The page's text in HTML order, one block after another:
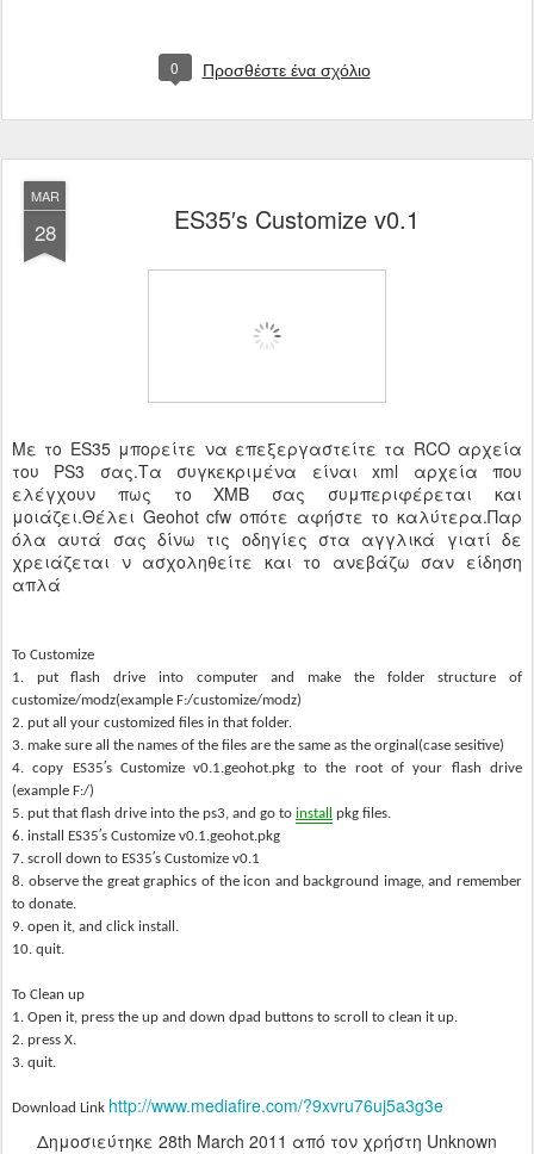
0 Προσθέστε ένα σχόλιο
MAR
28 ES35′s Customize v0.1
Με το ES35 μπορείτε να επεξεργαστείτε τα RCO αρχεία
του PS3 σας.Τα συγκεκριμένα είναι xml αρχεία που
ελέγχουν πως το XMB σας συμπεριφέρεται και
μοιάζει.Θέλει Geohot cfw οπότε αφήστε το καλύτερα.Παρ
όλα αυτά σας δίνω τις οδηγίες στα αγγλικά γιατί δε
χρειάζεται ν ασχοληθείτε και το ανεβάζω σαν είδηση
απλά
To Customize
1. put flash drive into computer and make the folder structure of
customize/modz(example F:/customize/modz)
2. put all your customized files in that folder.
3. make sure all the names of the files are the same as the orginal(case sesitive)
4. copy ES35′s Customize v0.1.geohot.pkg to the root of your flash drive
(example F:/)
5. put that flash drive into the ps3, and go to install
pkg files.
6. install ES35′s Customize v0.1.geohot.pkg
7. scroll down to ES35′s Customize v0.1
8. observe the great graphics of the icon and background image, and remember
to donate.
9. open it, and click install.
10. quit.
To Clean up
1. Open it, press the up and down dpad buttons to scroll to clean it up.
2. press X.
3. quit.
Download Link http://www.mediafire.com/?9xvru76uj5a3g3e
Δημοσιεύτηκε 28th March 2011 από τον χρήστη Unknown